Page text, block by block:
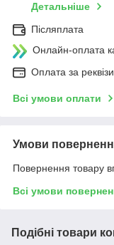
Детальніше
Післяплата
Онлайн-оплата
Оплата за
Всі умови оплати
Умови
Повернення товару
Всі умови
Подібні товари